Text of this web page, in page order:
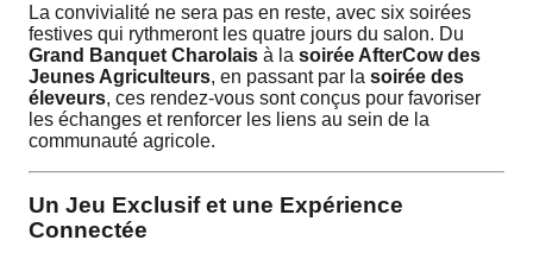
La convivialité ne sera pas en reste, avec six soirées
festives qui rythmeront les quatre jours du salon. Du
Grand Banquet Charolais à la soirée AfterCow des
Jeunes Agriculteurs, en passant par la soirée des
éleveurs, ces rendez-vous sont conçus pour favoriser
les échanges et renforcer les liens au sein de la
communauté agricole.
Un Jeu Exclusif et une Expérience
Connectée